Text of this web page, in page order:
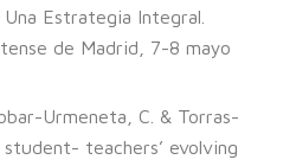
Estrategia Integral.
de Madrid, 7-8 mayo
Urmeneta, C. & Torras-
teachers’ evolving